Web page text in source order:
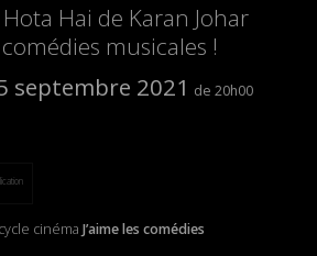
Hai de Karan Johar
comédies musicales !
septembre 2021
20h00
cinéma J’aime les comédies